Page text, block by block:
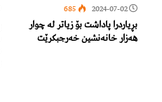
2024-07-02
685
بڕیاردرا پاداشت بۆ زیاتر لە چوار
هەزار خانەنشین خەرجبکرێت